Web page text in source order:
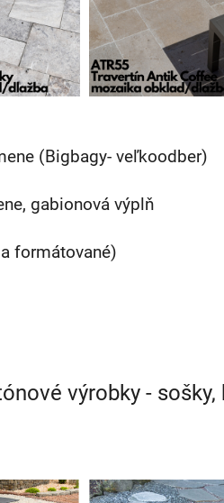
(Bigbagy- veľkoodber)
gabionová výplň
formátované)
výrobky - sošky,